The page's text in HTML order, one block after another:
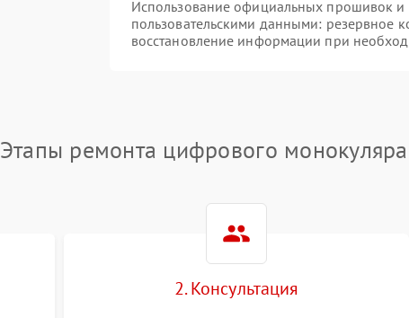
Использование официальных прошивок и
пользовательскими данными: резервное
восстановление информации при
Этапы ремонта цифрового
2. Консультация